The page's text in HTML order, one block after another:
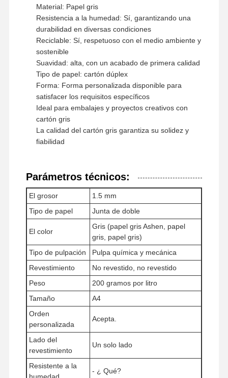
Casos De
Trabajo
El Blog
cartulina gris
Tablero a dos caras
Papel compensado
Papel de tablero de marfil
Papel Kraft
Papel ondulado
Papel del papel prensa
papel de piedra
Copia el papel
cajas de papel
Carrete de cable de papel
Material: Papel gris
Resistencia a la humedad: Sí, garantizando una
durabilidad en diversas condiciones
Reciclable: Sí, respetuoso con el medio ambiente y
sostenible
Suavidad: alta, con un acabado de primera calidad
Tipo de papel: cartón dúplex
Forma: Forma personalizada disponible para
satisfacer los requisitos específicos
Ideal para embalajes y proyectos creativos con
cartón gris
La calidad del cartón gris garantiza su solidez y
fiabilidad
Parámetros técnicos:
El grosor
1.5 mm
Tipo de papel
Junta de doble
El color
Gris (papel gris Ashen, papel
gris, papel gris)
Tipo de pulpación
Pulpa química y mecánica
Revestimiento
No revestido, no revestido
Peso
200 gramos por litro
Tamaño
A4
Orden
personalizada
Acepta.
Lado del
revestimiento
Un solo lado
Resistente a la
humedad
- ¿ Qué?